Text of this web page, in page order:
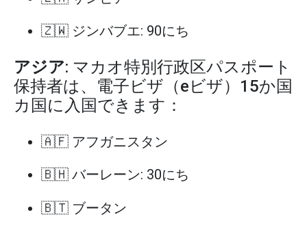
🇿🇼 ジンバブエ: 90にち
アジア: マカオ特別行政区パスポート
保持者は、電子ビザ（eビザ）15か国
カ国に入国できます：
🇦🇫 アフガニスタン
🇧🇭 バーレーン: 30にち
🇧🇹 ブータン